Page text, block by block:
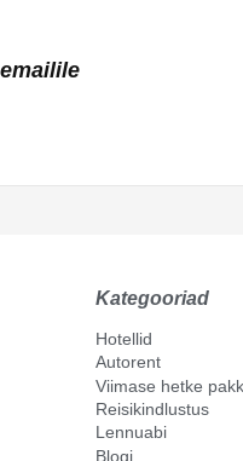
Kategooriad
Hotellid
Autorent
Viimase hetke
Reisikindlustus
Lennuabi
Blogi